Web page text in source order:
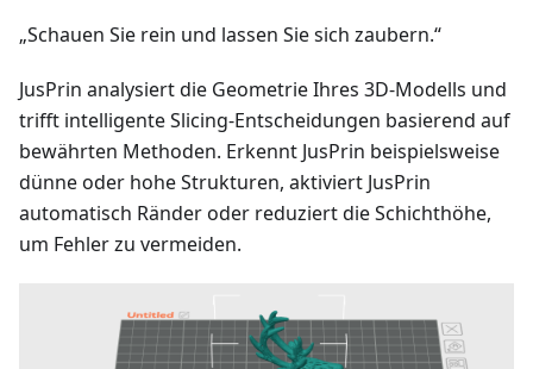
„Schauen Sie rein und lassen Sie sich zaubern.“
JusPrin analysiert die Geometrie Ihres 3D-Modells und
trifft intelligente Slicing-Entscheidungen basierend auf
bewährten Methoden. Erkennt JusPrin beispielsweise
dünne oder hohe Strukturen, aktiviert JusPrin
automatisch Ränder oder reduziert die Schichthöhe,
um Fehler zu vermeiden.